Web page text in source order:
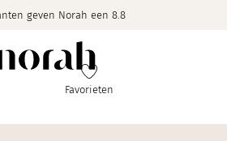
geven Norah een 8.8
Favorieten